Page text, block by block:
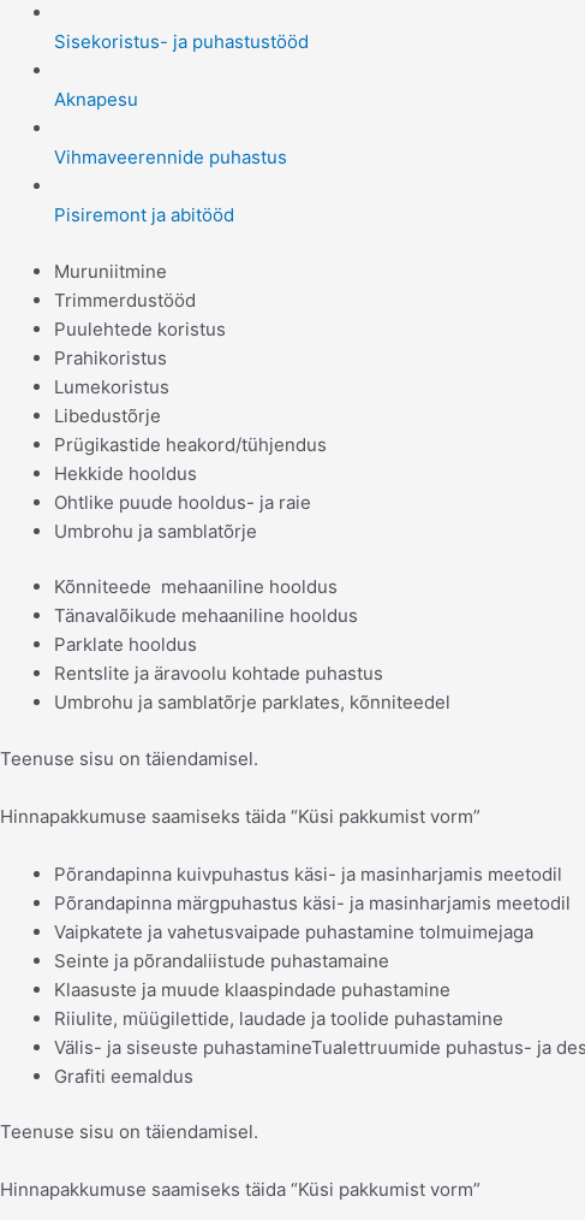
Sisekoristus- ja puhastustööd
Aknapesu
Vihmaveerennide puhastus
Pisiremont ja abitööd
Muruniitmine
Trimmerdustööd
Puulehtede koristus
Prahikoristus
Lumekoristus
Libedustõrje
Prügikastide heakord/tühjendus
Hekkide hooldus
Ohtlike puude hooldus- ja raie
Umbrohu ja samblatõrje
Kõnniteede mehaaniline hooldus
Tänavalõikude mehaaniline hooldus
Parklate hooldus
Rentslite ja äravoolu kohtade puhastus
Umbrohu ja samblatõrje parklates, kõnniteedel
Teenuse sisu on täiendamisel.
Hinnapakkumuse saamiseks täida “Küsi pakkumist vorm”
Põrandapinna kuivpuhastus käsi- ja masinharjamis meetodil
Põrandapinna märgpuhastus käsi- ja masinharjamis meetodil
Vaipkatete ja vahetusvaipade puhastamine tolmuimejaga
Seinte ja põrandaliistude puhastamaine
Klaasuste ja muude klaaspindade puhastamine
Riiulite, müügilettide, laudade ja toolide puhastamine
Välis- ja siseuste puhastamineTualettruumide puhastus- ja
Grafiti eemaldus
Teenuse sisu on täiendamisel.
Hinnapakkumuse saamiseks täida “Küsi pakkumist vorm”